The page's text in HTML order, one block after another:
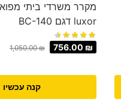
luxor דגם BC-140
1,050.00₪ 756.00 ₪
קנה עכשיו